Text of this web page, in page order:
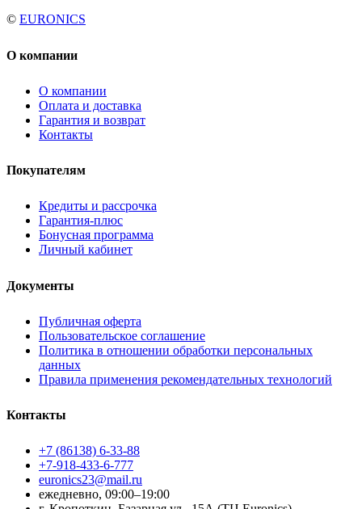
© EURONICS
О компании
О компании
Оплата и доставка
Гарантия и возврат
Контакты
Покупателям
Кредиты и рассрочка
Гарантия-плюс
Бонусная программа
Личный кабинет
Документы
Публичная оферта
Пользовательское соглашение
Политика в отношении обработки персональных
данных
Правила применения рекомендательных технологий
Контакты
+7 (86138) 6-33-88
+7-918-433-6-777
euronics23@mail.ru
ежедневно, 09:00–19:00